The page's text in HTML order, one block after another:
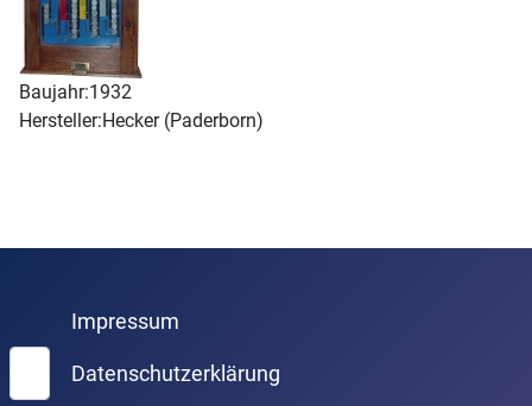
Baujahr:1932
Hersteller:Hecker (Paderborn)
Suchen
Impressum
Datenschutzerklärung